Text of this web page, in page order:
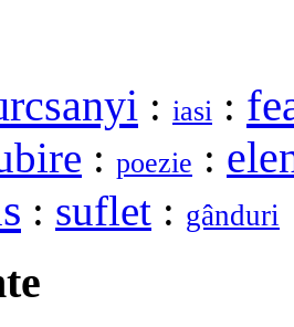
: iasi :
: poezie :
: suflet : gânduri